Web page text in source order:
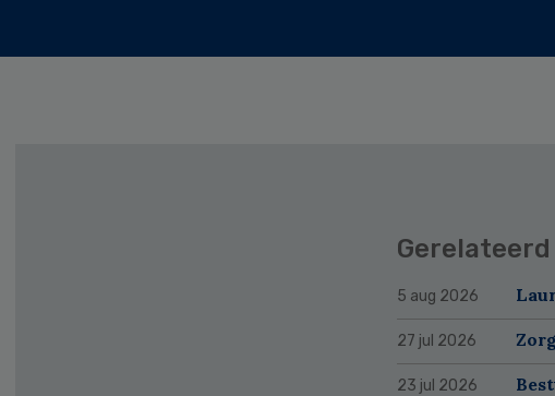
5 aug 2026
27 jul 2026
23 jul 2026